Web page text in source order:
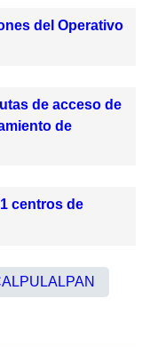
del Operativo
de acceso de
de
centros de